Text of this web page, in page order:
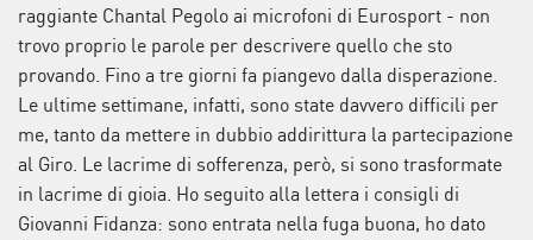
raggiante Chantal Pegolo ai microfoni di Eurosport - non
trovo proprio le parole per descrivere quello che sto
provando. Fino a tre giorni fa piangevo dalla disperazione.
Le ultime settimane, infatti, sono state davvero difficili per
me, tanto da mettere in dubbio addirittura la partecipazione
al Giro. Le lacrime di sofferenza, però, si sono trasformate
in lacrime di gioia. Ho seguito alla lettera i consigli di
Giovanni Fidanza: sono entrata nella fuga buona, ho dato